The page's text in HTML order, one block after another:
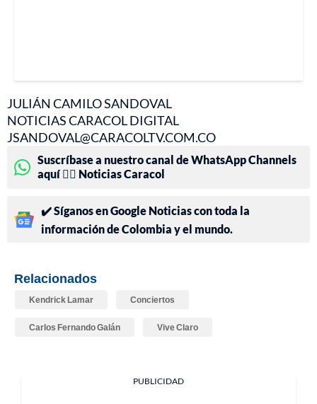
JULIÁN CAMILO SANDOVAL
NOTICIAS CARACOL DIGITAL
JSANDOVAL@CARACOLTV.COM.CO
Suscríbase a nuestro canal de WhatsApp Channels
aquí 👉🏻 Noticias Caracol
✔️ Síganos en Google Noticias con toda la
información de Colombia y el mundo.
Relacionados
Kendrick Lamar Conciertos
Carlos Fernando Galán Vive Claro
PUBLICIDAD